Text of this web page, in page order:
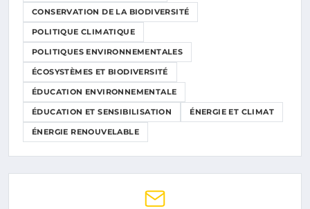
CONSERVATION DE LA BIODIVERSITÉ
POLITIQUE CLIMATIQUE
POLITIQUES ENVIRONNEMENTALES
ÉCOSYSTÈMES ET BIODIVERSITÉ
ÉDUCATION ENVIRONNEMENTALE
ÉDUCATION ET SENSIBILISATION ÉNERGIE ET CLIMAT
ÉNERGIE RENOUVELABLE